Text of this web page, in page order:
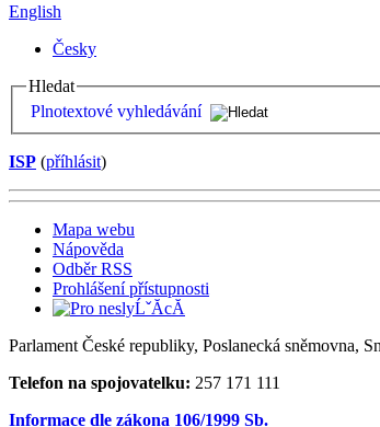
English
Česky
Hledat
Plnotextové vyhledávání
ISP (příhlásit)
Mapa webu
Nápověda
Odběr RSS
Prohlášení přístupnosti
Parlament České republiky, Poslanecká sněmovna,
Telefon na spojovatelku: 257 171 111
Informace dle zákona 106/1999 Sb.